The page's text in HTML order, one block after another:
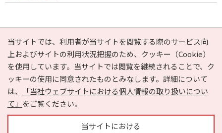
PAGE TOP
当サイトでは、利用者が当サイトを閲覧する際のサービス向
上およびサイトの利用状況把握のため、クッキー（Cookie）
を使用しています。当サイトでは閲覧を継続されることで、ク
ッキーの使用に同意されたものとみなします。詳細について
は、
「当社ウェブサイトにおける個人情報の取り扱いについ
て」 をご覧ください。
当サイトにおける
e-NAVITA（イーナビタ）とは？ お気に入り
ヘルプ
利用規約
個人情報の取り扱いについて
運営会社
サイトマップ
広告掲載に関するお問い合わせ